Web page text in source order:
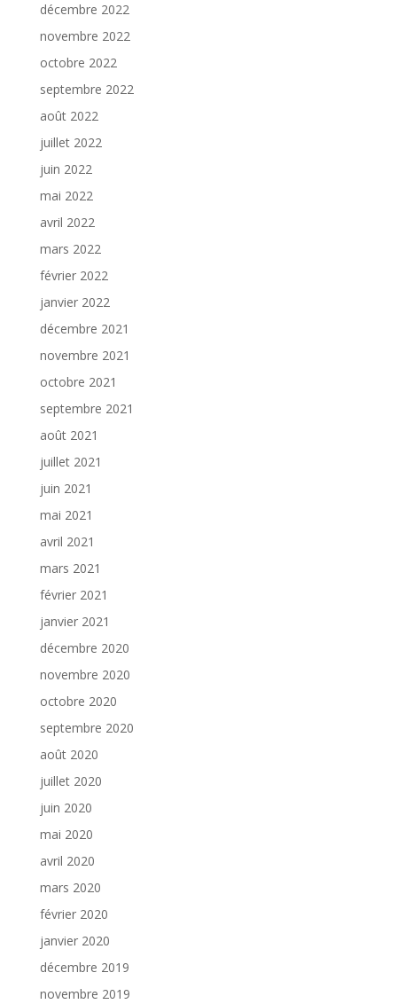
décembre 2022
novembre 2022
octobre 2022
septembre 2022
août 2022
juillet 2022
juin 2022
mai 2022
avril 2022
mars 2022
février 2022
janvier 2022
décembre 2021
novembre 2021
octobre 2021
septembre 2021
août 2021
juillet 2021
juin 2021
mai 2021
avril 2021
mars 2021
février 2021
janvier 2021
décembre 2020
novembre 2020
octobre 2020
septembre 2020
août 2020
juillet 2020
juin 2020
mai 2020
avril 2020
mars 2020
février 2020
janvier 2020
décembre 2019
novembre 2019